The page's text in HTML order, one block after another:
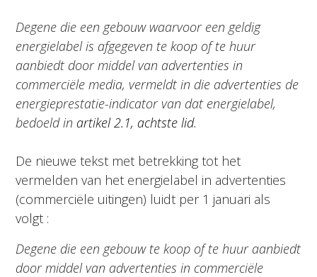
Degene die een gebouw waarvoor een geldig
energielabel is afgegeven te koop of te huur
aanbiedt door middel van advertenties in
commerciële media, vermeldt in die advertenties de
energieprestatie-indicator van dat energielabel,
bedoeld in artikel 2.1, achtste lid.
De nieuwe tekst met betrekking tot het
vermelden van het energielabel in advertenties
(commerciële uitingen) luidt per 1 januari als
volgt :
Degene die een gebouw te koop of te huur aanbiedt
door middel van advertenties in commerciële